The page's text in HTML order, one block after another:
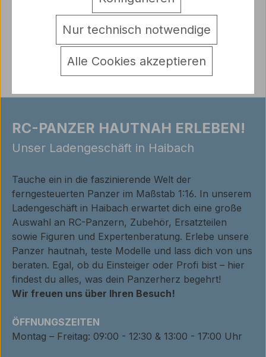
Bewertungen
RC-PANZER HAUTNAH ERLEBEN!
Unser Ladengeschäft in Haibach
Tauche ein in die faszinierende Welt der
ferngesteuerten Panzer im Maßstab 1:16. In unserem
Ladengeschäft in Haibach erwartet dich eine große
Auswahl an RC-Panzern, Zubehör, Ersatzteilen
sowie Figuren und Expertenberatung. Erlebe unsere
Panzer hautnah, teste Modelle und lass dich von uns
beraten. Egal, ob du Einsteiger oder Profi bist – hier
findest du alles, was dein Panzerherz begehrt!
Wir freuen uns über Ihren Besuch!
ÖFFNUNGSZEITEN
Montag – Freitag: 09:00 - 12:30 & 13:00 - 17:00 Uhr
Nur technisch notwendige
Alle Cookies akzeptieren